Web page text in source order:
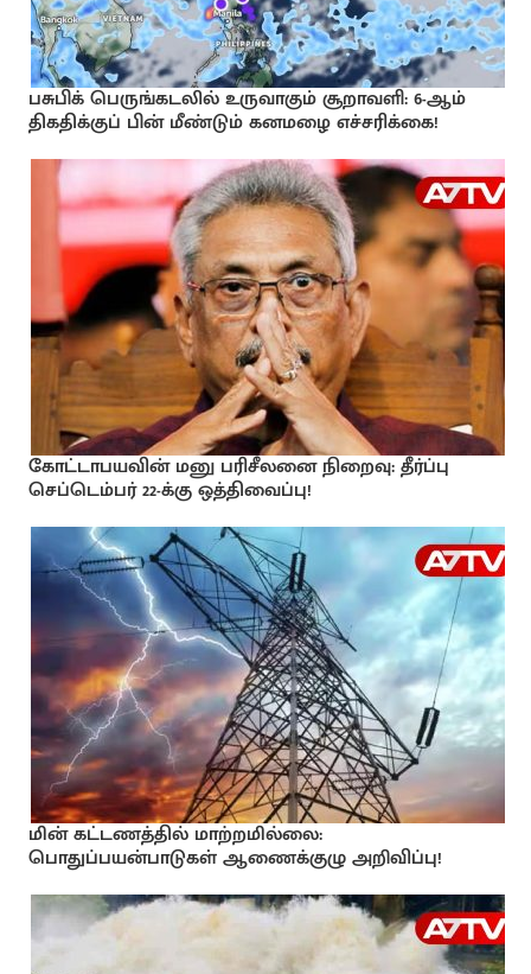
பசுபிக் பெருங்கடலில் உருவாகும் சூறாவளி: 6-ஆம்
திகதிக்குப் பின் மீண்டும் கனமழை எச்சரிக்கை!
கோட்டாபயவின் மனு பரிசீலனை நிறைவு: தீர்ப்பு
செப்டெம்பர் 22-க்கு ஒத்திவைப்பு!
மின் கட்டணத்தில் மாற்றமில்லை:
பொதுப்பயன்பாடுகள் ஆணைக்குழு அறிவிப்பு!